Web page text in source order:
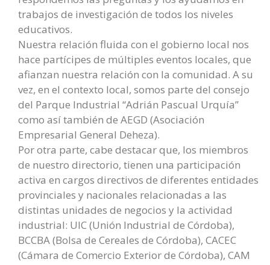
trabajos de investigación de todos los niveles
educativos.
Nuestra relación fluida con el gobierno local nos
hace partícipes de múltiples eventos locales, que
afianzan nuestra relación con la comunidad. A su
vez, en el contexto local, somos parte del consejo
del Parque Industrial “Adrián Pascual Urquía”
como así también de AEGD (Asociación
Empresarial General Deheza).
Por otra parte, cabe destacar que, los miembros
de nuestro directorio, tienen una participación
activa en cargos directivos de diferentes entidades
provinciales y nacionales relacionadas a las
distintas unidades de negocios y la actividad
industrial: UIC (Unión Industrial de Córdoba),
BCCBA (Bolsa de Cereales de Córdoba), CACEC
(Cámara de Comercio Exterior de Córdoba), CAM